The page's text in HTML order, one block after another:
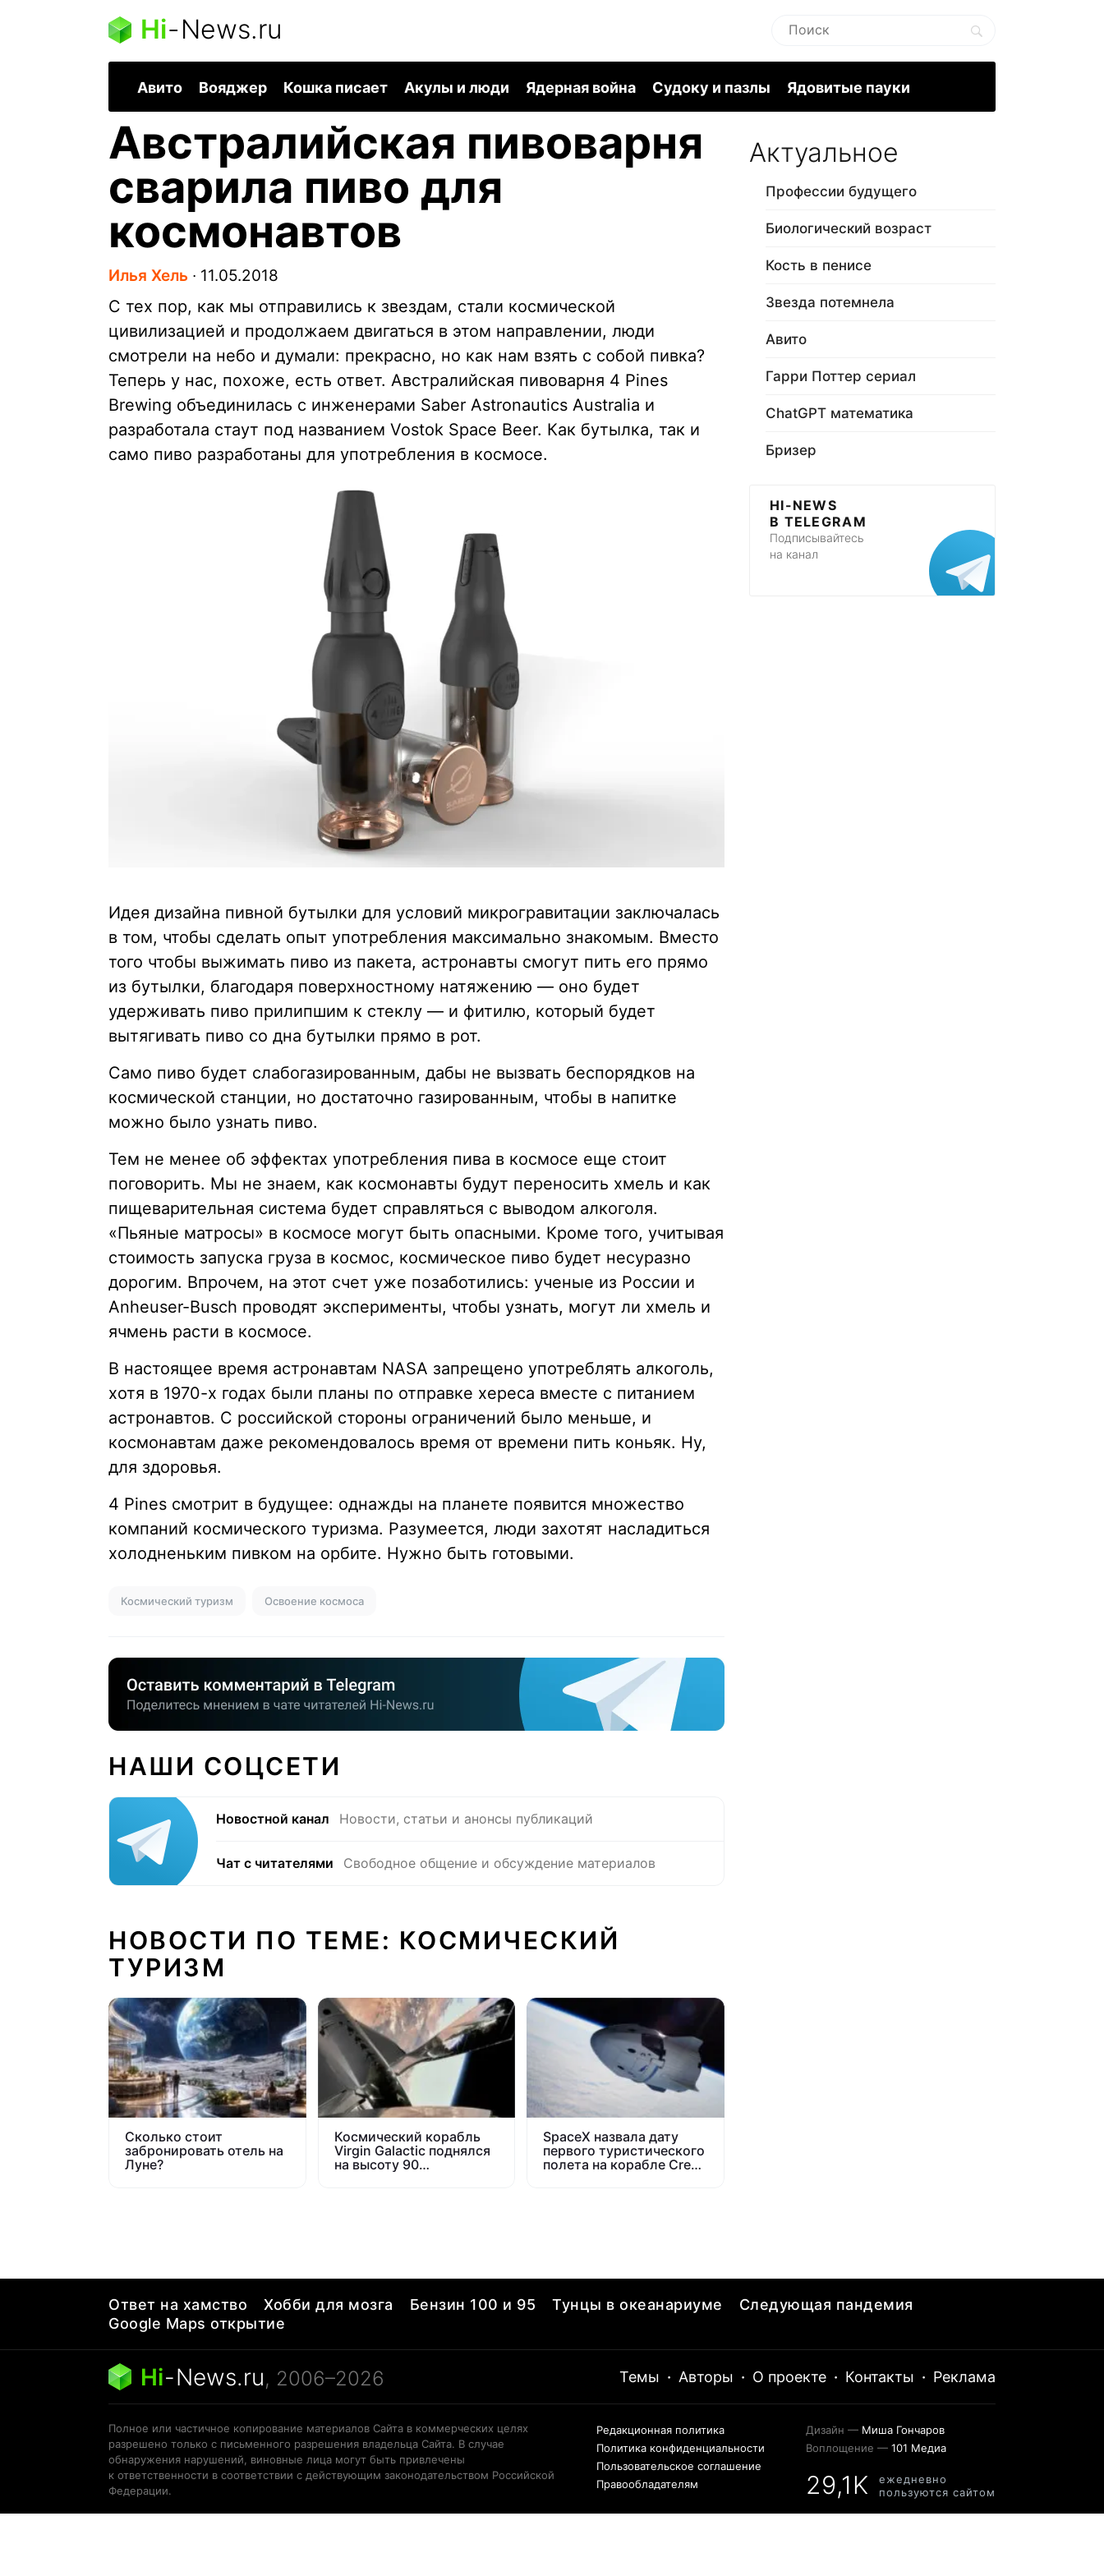
Hi-News.ru
Авито Вояджер Кошка писает Акулы и люди Ядерная война Судоку и пазлы Ядовитые пауки
Австралийская пивоварня
сварила пиво для
космонавтов
Илья Хель ∙ 11.05.2018
С тех пор, как мы отправились к звездам, стали космической
цивилизацией и продолжаем двигаться в этом направлении, люди
смотрели на небо и думали: прекрасно, но как нам взять с собой пивка?
Теперь у нас, похоже, есть ответ. Австралийская пивоварня 4 Pines
Brewing объединилась с инженерами Saber Astronautics Australia и
разработала стаут под названием Vostok Space Beer. Как бутылка, так и
само пиво разработаны для употребления в космосе.
Идея дизайна пивной бутылки для условий микрогравитации заключалась
в том, чтобы сделать опыт употребления максимально знакомым. Вместо
того чтобы выжимать пиво из пакета, астронавты смогут пить его прямо
из бутылки, благодаря поверхностному натяжению — оно будет
удерживать пиво прилипшим к стеклу — и фитилю, который будет
вытягивать пиво со дна бутылки прямо в рот.
Само пиво будет слабогазированным, дабы не вызвать беспорядков на
космической станции, но достаточно газированным, чтобы в напитке
можно было узнать пиво.
Тем не менее об эффектах употребления пива в космосе еще стоит
поговорить. Мы не знаем, как космонавты будут переносить хмель и как
пищеварительная система будет справляться с выводом алкоголя.
«Пьяные матросы» в космосе могут быть опасными. Кроме того, учитывая
стоимость запуска груза в космос, космическое пиво будет несуразно
дорогим. Впрочем, на этот счет уже позаботились: ученые из России и
Anheuser-Busch проводят эксперименты, чтобы узнать, могут ли хмель и
ячмень расти в космосе.
В настоящее время астронавтам NASA запрещено употреблять алкоголь,
хотя в 1970-х годах были планы по отправке хереса вместе с питанием
астронавтов. С российской стороны ограничений было меньше, и
космонавтам даже рекомендовалось время от времени пить коньяк. Ну,
для здоровья.
4 Pines смотрит в будущее: однажды на планете появится множество
компаний космического туризма. Разумеется, люди захотят насладиться
холодненьким пивком на орбите. Нужно быть готовыми.
Космический туризм Освоение космоса
НАШИ СОЦСЕТИ
Новостной канал Новости, статьи и анонсы публикаций
Чат с читателями Свободное общение и обсуждение материалов
НОВОСТИ ПО ТЕМЕ: КОСМИЧЕСКИЙ
ТУРИЗМ
Сколько стоит
забронировать отель на
Луне?
Космический корабль
Virgin Galactic поднялся
на высоту 90
SpaceX назвала дату
первого туристического
полета на корабле Crew
Актуальное
Профессии будущего
Биологический возраст
Кость в пенисе
Звезда потемнела
Авито
Гарри Поттер сериал
ChatGPT математика
Бризер
HI-NEWS
В TELEGRAM
Подписывайтесь
на канал
Ответ на хамство Хобби для мозга Бензин 100 и 95 Тунцы в океанариуме
Следующая пандемия
Google Maps открытие
Hi-News.ru, 2006–2026 Темы · Авторы · О проекте · Контакты · Реклама
Полное или частичное копирование материалов Сайта в коммерческих целях
разрешено только с письменного разрешения владельца Сайта. В случае
обнаружения нарушений, виновные лица могут быть привлечены
к ответственности в соответствии с действующим законодательством Российской
Федерации.
Редакционная политика
Политика конфиденциальности
Пользовательское соглашение
Правообладателям
Дизайн — Миша Гончаров
Воплощение — 101 Медиа
29,1K
ежедневно
пользуются сайтом